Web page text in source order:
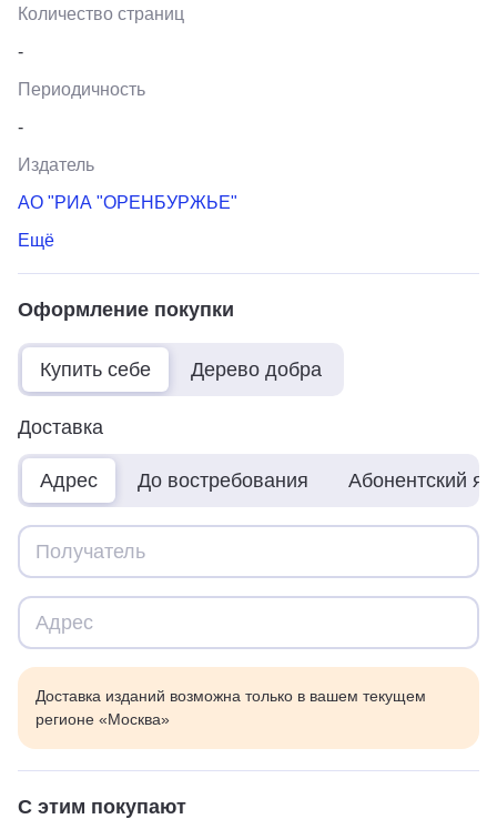
Количество страниц
-
Периодичность
-
Издатель
АО "РИА "ОРЕНБУРЖЬЕ"
Ещё
Оформление покупки
Купить себе Дерево добра
Доставка
Адрес До востребования Абонентский
Доставка изданий возможна только в вашем текущем
регионе «Москва»
С этим покупают